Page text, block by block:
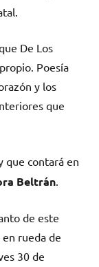
De Los
Poesía
y los
que
que contará en
Beltrán
de este
rueda de
30 de